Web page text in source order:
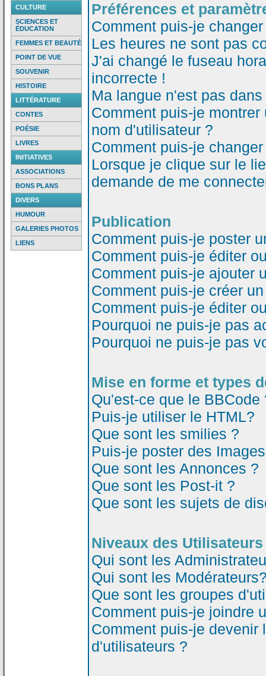
CULTURE
SCIENCES ET
ÉDUCATION
FEMMES ET BEAUTÉ
POINT DE VUE
SOUVENIR
HISTOIRE
LITTÉRATURE
CONTES
POÉSIE
LIVRES
INITIATIVES
ASSOCIATIONS
BONS PLANS
DIVERS
HUMOUR
GALERIES PHOTOS
LIENS
Préférences et
Comment puis-je
Les heures ne sont pas
J'ai changé le fuseau
incorrecte !
Ma langue n'est pas
Comment puis-je
nom d'utilisateur ?
Comment puis-je
Lorsque je clique sur le
demande de me
Publication
Comment puis-je poster
Comment puis-je éditer
Comment puis-je ajouter
Comment puis-je créer
Comment puis-je éditer
Pourquoi ne puis-je pas
Pourquoi ne puis-je pas
Mise en forme et types
Qu'est-ce que le BBCode
Puis-je utiliser le HTML?
Que sont les smilies ?
Puis-je poster des
Que sont les Annonces ?
Que sont les Post-it ?
Que sont les sujets de
Niveaux des
Qui sont les
Qui sont les
Que sont les groupes
Comment puis-je joindre
Comment puis-je devenir
d'utilisateurs ?